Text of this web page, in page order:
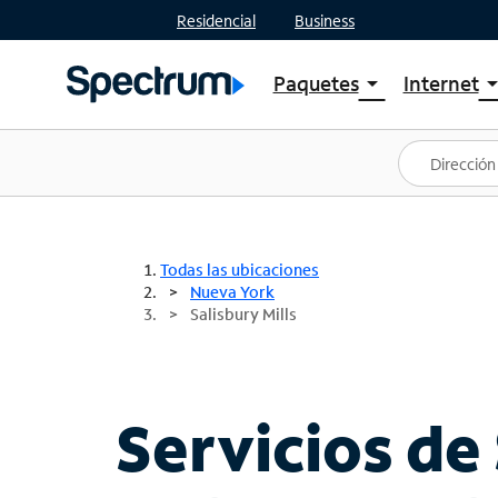
Residencial Business
Paquetesarrow_drop_down
Ver paquetes
Spectrum One
Mejores ofertas
Internetarrow_drop_down
Planes
Todas las ubicaciones
Nueva York
Salisbury Mills
Servicios